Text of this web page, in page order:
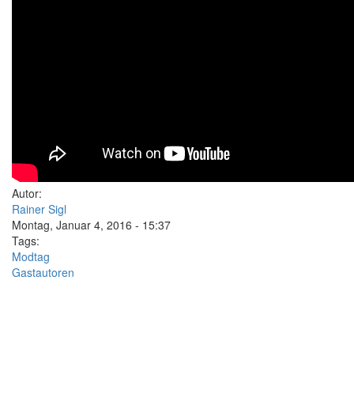
Autor:
Rainer Sigl
Montag, Januar 4, 2016 - 15:37
Tags:
Modtag
Gastautoren